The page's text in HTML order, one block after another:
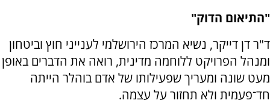
"התיאום הדוק"
ד"ר דן דייקר, נשיא המרכז הירושלמי לענייני חוץ וביטחון
ומנהל הפרויקט ללוחמה מדינית, רואה את הדברים באופן
מעט שונה ומעריך שפעילותו של אדם בוהלר הייתה
חד־פעמית ולא תחזור על עצמה.